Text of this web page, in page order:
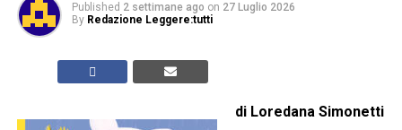
Published 2 settimane ago on 27 Luglio 2026
By Redazione Leggere:tutti
di Loredana Simonetti